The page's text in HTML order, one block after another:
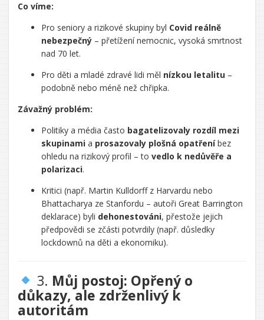
Co víme:
Pro seniory a rizikové skupiny byl Covid reálně
nebezpečný – přetížení nemocnic, vysoká smrtnost
nad 70 let.
Pro děti a mladé zdravé lidi měl nízkou letalitu –
podobně nebo méně než chřipka.
Závažný problém:
Politiky a média často bagatelizovaly rozdíl mezi
skupinami a prosazovaly plošná opatřeníbez
ohledu na rizikový profil – to vedlo k nedůvěře a
polarizaci.
Kritici (např. Martin Kulldorff z Harvardu nebo
Bhattacharya ze Stanfordu – autoři Great Barrington
deklarace) byli dehonestováni, přestože jejich
předpovědi se zčásti potvrdily (např. důsledky
lockdownů na děti a ekonomiku).
3. Můj postoj: Opřený o
důkazy, ale zdrženlivý k
autoritám